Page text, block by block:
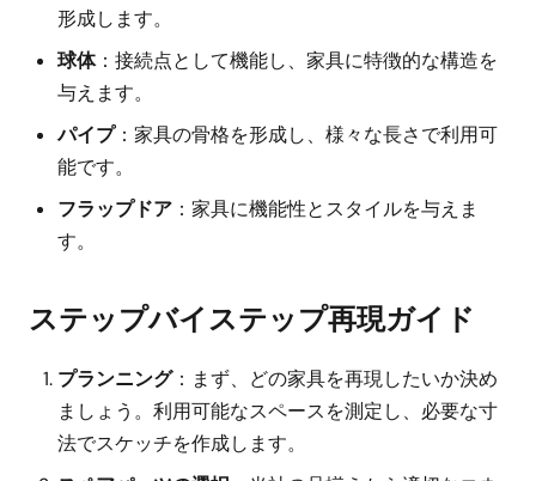
形成します。
球体：接続点として機能し、家具に特徴的な構造を
与えます。
パイプ：家具の骨格を形成し、様々な長さで利用可
能です。
フラップドア ：家具に機能性とスタイルを与えま
す。
ステップバイステップ再現ガイド
プランニング：まず、どの家具を再現したいか決め
ましょう。利用可能なスペースを測定し、必要な寸
法でスケッチを作成します。